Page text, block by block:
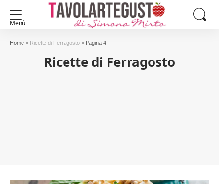
Menù
Home > Ricette di Ferragosto > Pagina 4
Ricette di Ferragosto